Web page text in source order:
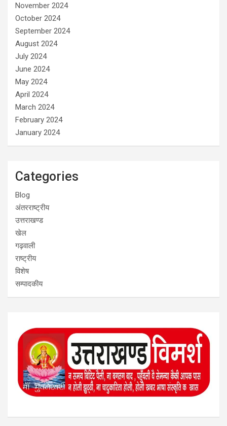
November 2024
October 2024
September 2024
August 2024
July 2024
June 2024
May 2024
April 2024
March 2024
February 2024
January 2024
Categories
Blog
अंतरराष्ट्रीय
उत्तराखण्ड
खेल
गढ़वाली
राष्ट्रीय
विशेष
सम्पादकीय